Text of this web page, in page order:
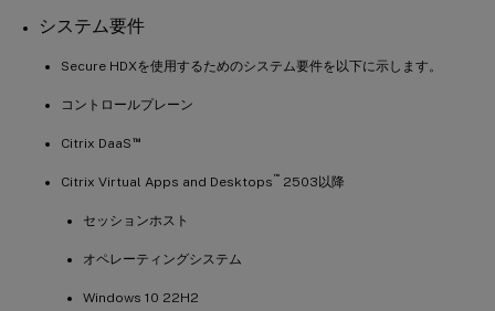
システム要件
Secure HDXを使用するためのシステム要件を以下に示します。
コントロールプレーン
Citrix DaaS ™
Citrix Virtual Apps and Desktops ™ 2503以降
セッションホスト
オペレーティングシステム
Windows 10 22H2